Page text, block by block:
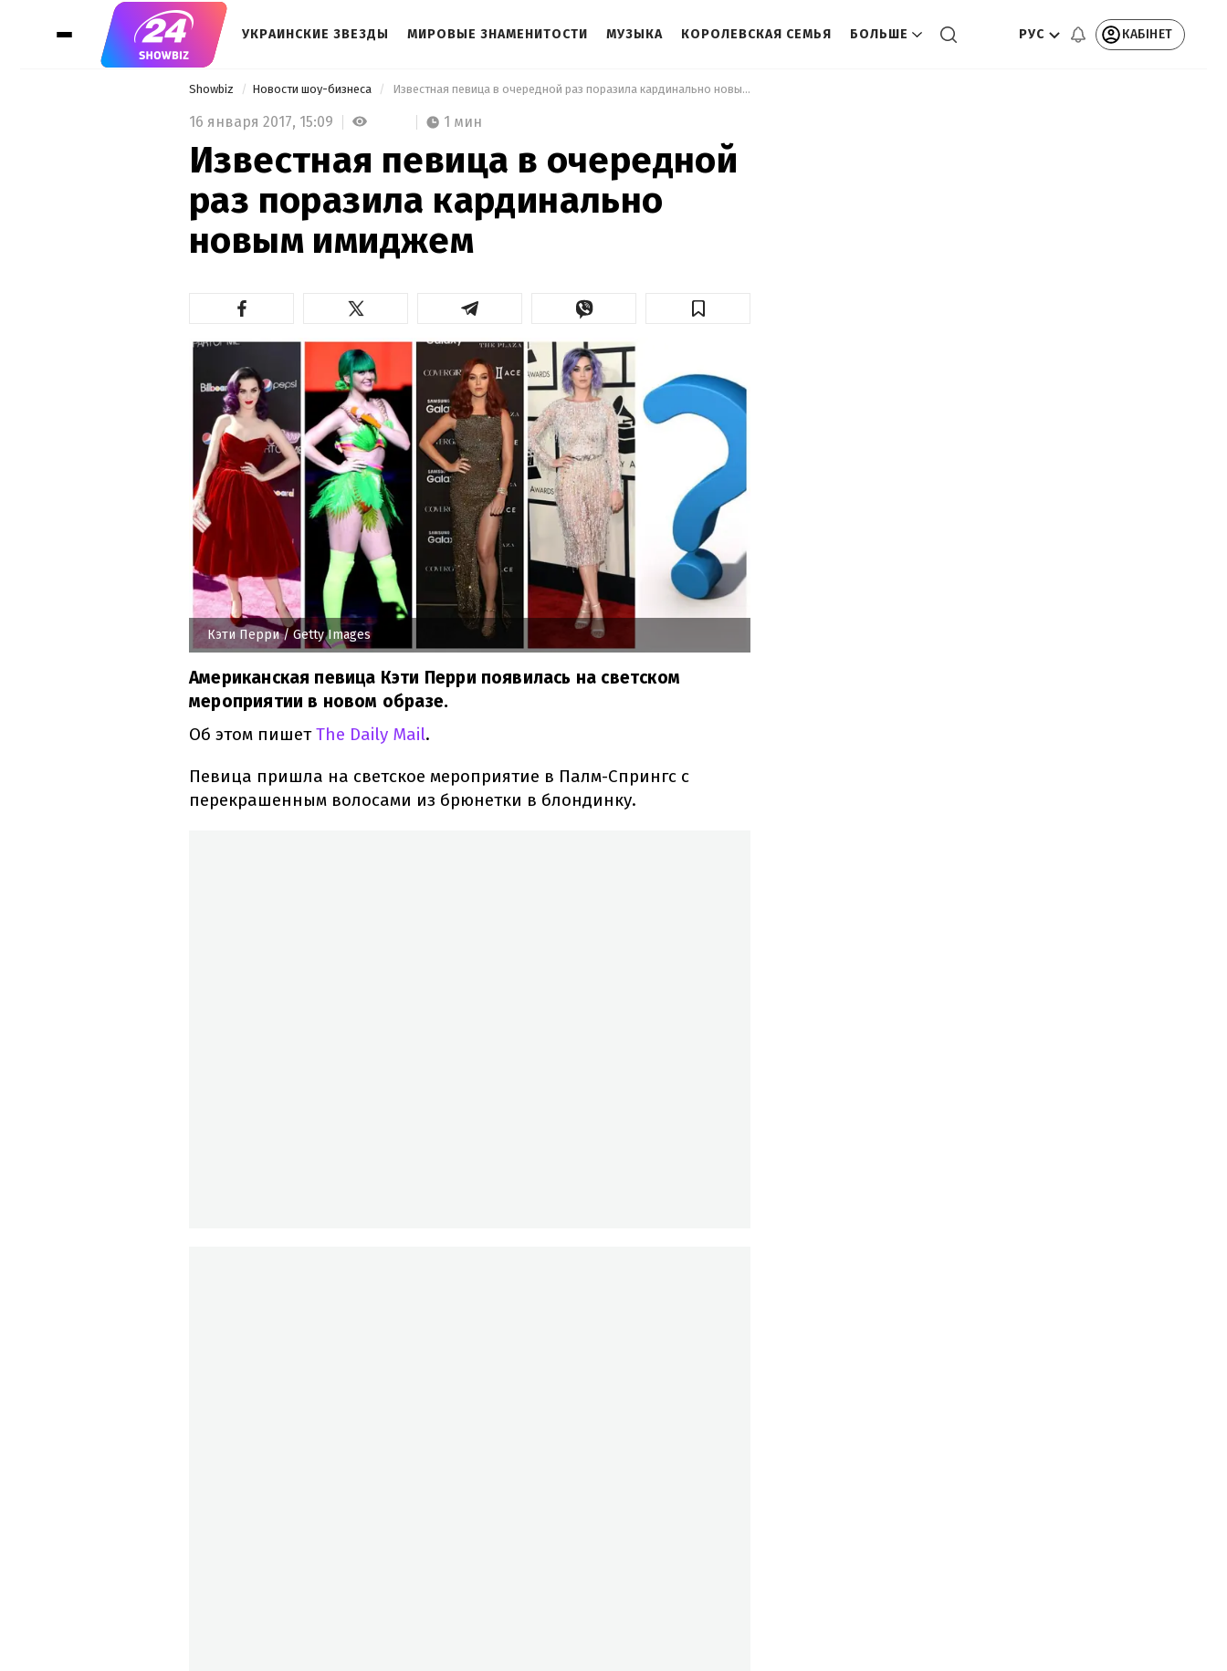
УКРАИНСКИЕ ЗВЕЗДЫ МИРОВЫЕ ЗНАМЕНИТОСТИ МУЗЫКА КОРОЛЕВСКАЯ СЕМЬЯ БОЛЬШЕ РУС КАБІНЕТ
Showbiz Новости шоу-бизнеса Известная певица в очередной раз поразила кардинально новым имиджем
16 января 2017, 15:09 1 мин
Известная певица в очередной
раз поразила кардинально
новым имиджем
Кэти Перри/ Getty Images
Американская певица Кэти Перри появилась на светском
мероприятии в новом образе.
Об этом пишетThe Daily Mail.
Певица пришла на светское мероприятие в Палм-Спрингс с
перекрашенным волосами из брюнетки в блондинку.